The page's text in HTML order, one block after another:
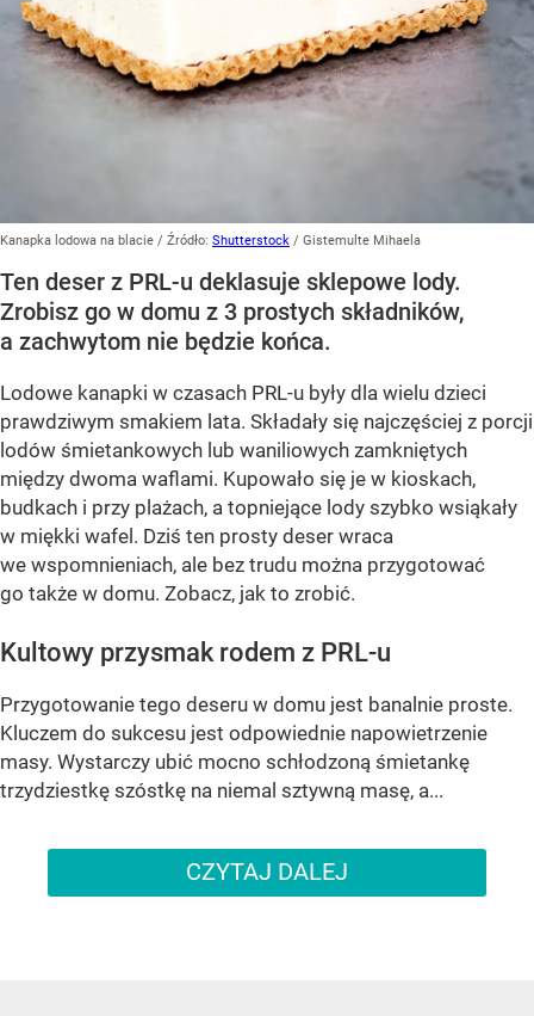
Kanapka lodowa na blacie / Źródło: Shutterstock / Gistemulte Mihaela
Ten deser z PRL-u deklasuje sklepowe lody.
Zrobisz go w domu z 3 prostych składników,
a zachwytom nie będzie końca.
Lodowe kanapki w czasach PRL-u były dla wielu dzieci
prawdziwym smakiem lata. Składały się najczęściej z porcji
lodów śmietankowych lub waniliowych zamkniętych
między dwoma waflami. Kupowało się je w kioskach,
budkach i przy plażach, a topniejące lody szybko wsiąkały
w miękki wafel. Dziś ten prosty deser wraca
we wspomnieniach, ale bez trudu można przygotować
go także w domu. Zobacz, jak to zrobić.
Kultowy przysmak rodem z PRL-u
Przygotowanie tego deseru w domu jest banalnie proste.
Kluczem do sukcesu jest odpowiednie napowietrzenie
masy. Wystarczy ubić mocno schłodzoną śmietankę
trzydziestkę szóstkę na niemal sztywną masę, a...
CZYTAJ DALEJ